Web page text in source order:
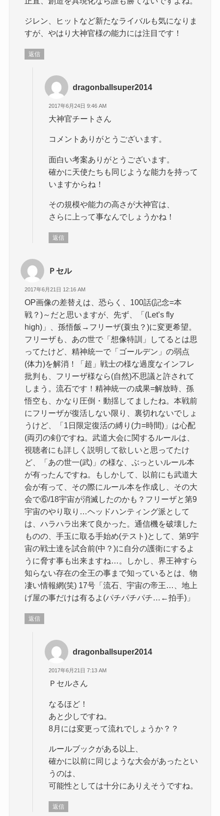
ジレン、ヒットなど新たなライバルも気になりま
すが、やはり大神官様の能力には注目です！
返信
dragonballsuper2014
2017年6月24日 9:46 AM
大神官チートさん
コメントありがとうございます。
面白い考案ありがとうございます。
確かに天使たちも同じような能力を持って
いますからね！
その規模や能力の高さが大神官は、
さらに上って事なんでしょうかね！
返信
Ｐセル
2017年6月21日 12:16 AM
OP画像の差替えは、恐らく、100話(記念=本
戦？)～だと思いますが、先ず、「(Let’s fly
high)」、孫悟飯→フリーザ(蓑虫？)に変更希望。
フリーザも、あの世で「想像特訓」してるとは思
ってたけど、精神統一で「ゴールデン」の弱点
(体力)を解消！「超」戦士の様な過度なインフレ
批判も、フリーザ様なら(自然)不思議と許されて
しまう。流石です！精神統一の成果=解放時、孫
悟空も、かなり圧倒・動揺してましたね。本戦前
にフリーザが復活しない限り、裏切れないでしょ
うけど、「1日限定復活の縛り(力=時間)」は心配
(両刃の剣)ですね。武道大会に関するルールは、
視聴者にも詳しく説明して欲しいと思ってたけ
ど、「あの世一(武)」の様な、ぶっといルール本
が有ったんですね。もしかして、以前にも武道大
会が有って、その際にルール本を作成し、その大
会で⑥/18宇宙が消滅したのかも？フリーザと第9
宇宙のやり取り…ヘッドハンティング派として
は、ハラハラ出来て良かった。通信機を破壊した
ものの、手玉に取る手始め(テスト)として、第9宇
宙の戦士達を試合前(中？)に自分の護衛にするよ
うに脅す事も出来ますね…。しかし、界王神すら
知らない存在の全王の事まで知っているとは、物
凄い情報網(笑) 17号「流石、宇宙の帝王…、地上
げ屋の事だけは有るよ(パチパチパチ…←拍手)」
返信
dragonballsuper2014
2017年6月21日 7:13 AM
Ｐセルさん
なるほど！
あと少しですね。
8月には変更って流れでしょうか？？
ルールブックがある以上、
確かに以前に同じような大会があったとい
うのは、
可能性としては十分にありえそうですね。
返信